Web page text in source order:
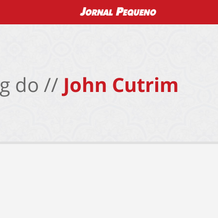
do // John Cutrim